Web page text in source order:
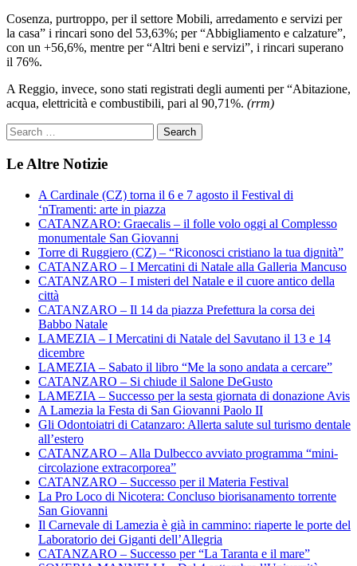
Cosenza, purtroppo, per il settore Mobili, arredamento e servizi per
la casa” i rincari sono del 53,63%; per “Abbigliamento e calzature”,
con un +56,6%, mentre per “Altri beni e servizi”, i rincari superano
il 76%.
A Reggio, invece, sono stati registrati degli aumenti per “Abitazione,
acqua, elettricità e combustibili, pari al 90,71%. (rrm)
Le Altre Notizie
A Cardinale (CZ) torna il 6 e 7 agosto il Festival di
‘nTramenti: arte in piazza
CATANZARO: Graecalis – il folle volo oggi al Complesso
monumentale San Giovanni
Torre di Ruggiero (CZ) – “Riconosci cristiano la tua dignità”
CATANZARO – I Mercatini di Natale alla Galleria Mancuso
CATANZARO – I misteri del Natale e il cuore antico della
città
CATANZARO – Il 14 da piazza Prefettura la corsa dei
Babbo Natale
LAMEZIA – I Mercatini di Natale del Savutano il 13 e 14
dicembre
LAMEZIA – Sabato il libro “Me la sono andata a cercare”
CATANZARO – Si chiude il Salone DeGusto
LAMEZIA – Successo per la sesta giornata di donazione Avis
A Lamezia la Festa di San Giovanni Paolo II
Gli Odontoiatri di Catanzaro: Allerta salute sul turismo dentale
all’estero
CATANZARO – Alla Dulbecco avviato programma “mini-
circolazione extracorporea”
CATANZARO – Successo per il Materia Festival
La Pro Loco di Nicotera: Concluso biorisanamento torrente
San Giovanni
Il Carnevale di Lamezia è già in cammino: riaperte le porte del
Laboratorio dei Giganti dell’Allegria
CATANZARO – Successo per “La Taranta e il mare”